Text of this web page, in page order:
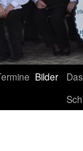
Bilder
Das